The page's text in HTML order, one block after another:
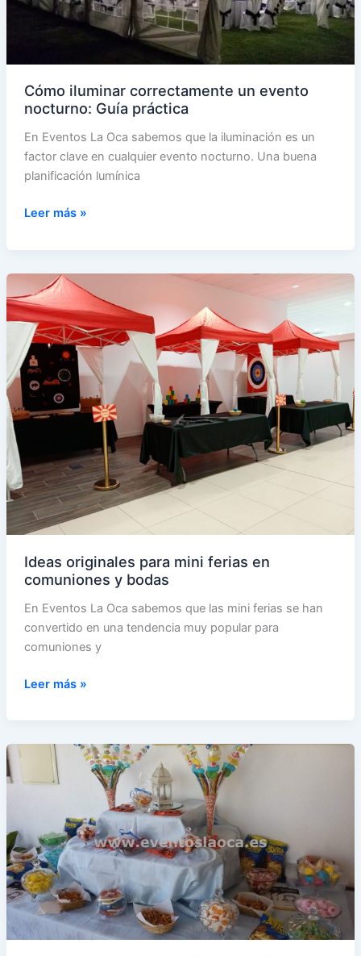
Cómo iluminar correctamente un evento
nocturno: Guía práctica
En Eventos La Oca sabemos que la iluminación es un
factor clave en cualquier evento nocturno. Una buena
planificación lumínica
Cómo
un
evento
nocturno:
Guía
práctica
Leer más »
Ideas originales para mini ferias en
comuniones y bodas
En Eventos La Oca sabemos que las mini ferias se han
convertido en una tendencia muy popular para
comuniones y
Ideas
mini
ferias
en
bodas
Leer más »